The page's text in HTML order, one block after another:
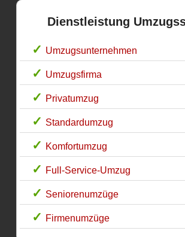
Dienstleistung
Umzugsunternehmen
Umzugsfirma
Privatumzug
Standardumzug
Komfortumzug
Full-Service-Umzug
Seniorenumzüge
Firmenumzüge